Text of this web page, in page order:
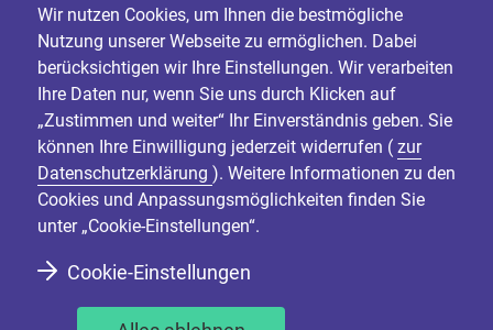
Wir nutzen Cookies, um Ihnen die bestmögliche
Nutzung unserer Webseite zu ermöglichen. Dabei
berücksichtigen wir Ihre Einstellungen. Wir verarbeiten
Ihre Daten nur, wenn Sie uns durch Klicken auf
„Zustimmen und weiter“ Ihr Einverständnis geben. Sie
können Ihre Einwilligung jederzeit widerrufen ( zur
Datenschutzerklärung ). Weitere Informationen zu den
Cookies und Anpassungsmöglichkeiten finden Sie
unter „Cookie-Einstellungen“.
Cookie-Einstellungen